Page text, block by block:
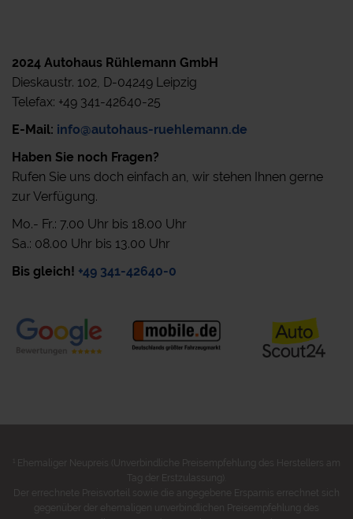
2024 Autohaus Rühlemann GmbH
Dieskaustr. 102, D-04249 Leipzig
Telefax: +49 341-42640-25
E-Mail: info@autohaus-ruehlemann.de
Haben Sie noch Fragen?
Rufen Sie uns doch einfach an, wir stehen Ihnen gerne
zur Verfügung.
Mo.- Fr.: 7.00 Uhr bis 18.00 Uhr
Sa.: 08.00 Uhr bis 13.00 Uhr
Bis gleich! +49 341-42640-0
Ehemaliger Neupreis (Unverbindliche Preisempfehlung des Herstellers am
Tag der Erstzulassung).
Der errechnete Preisvorteil sowie die angegebene Ersparnis errechnet sich
gegenüber der ehemaligen unverbindlichen Preisempfehlung des